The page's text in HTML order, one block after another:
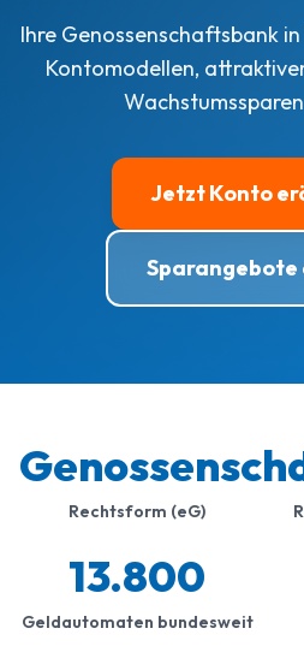
Ihre Genossenschaftsbank
Kontomodellen,
Jetzt Konto
Sparangebote
Rechtsform (eG)
13.800
Geldautomaten bundesweit